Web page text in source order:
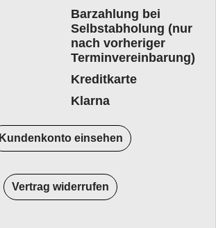
Barzahlung bei
Selbstabholung (nur
nach vorheriger
Terminvereinbarung)
Kreditkarte
Klarna
Kundenkonto einsehen
Vertrag widerrufen